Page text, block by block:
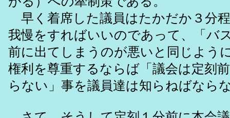
早く着席した議員はたかだか３分
我慢をすればいいのであって、「バ
前に出てしまうのが悪いと同じよう
権利を尊重するならば「議会は定刻
らない」事を議員達は知らねばなら